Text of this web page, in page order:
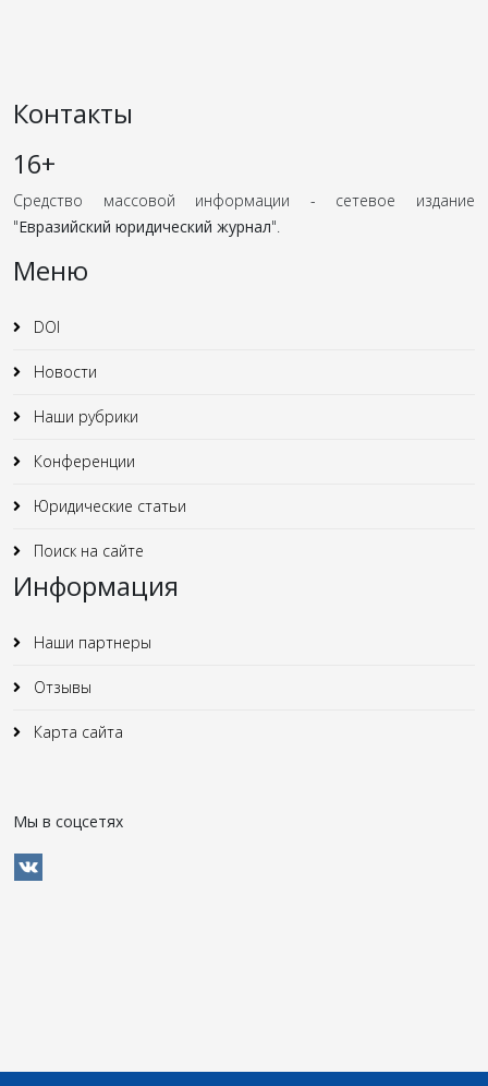
Контакты
16+
Средство массовой информации - сетевое издание
"Евразийский юридический журнал".
Меню
DOI
Новости
Наши рубрики
Конференции
Юридические статьи
Поиск на сайте
Информация
Наши партнеры
Отзывы
Карта сайта
Мы в соцсетях